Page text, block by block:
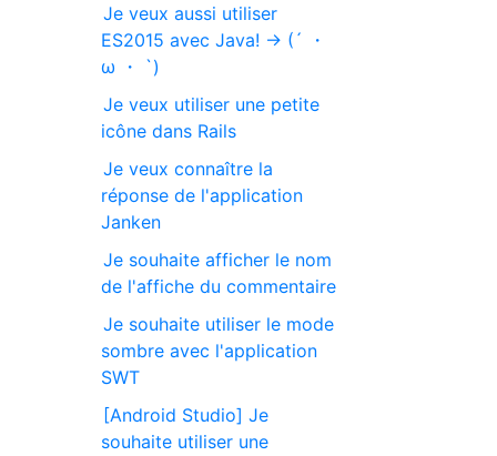
Je veux aussi utiliser
ES2015 avec Java! → (´ ・
ω ・ `)
Je veux utiliser une petite
icône dans Rails
Je veux connaître la
réponse de l'application
Janken
Je souhaite afficher le nom
de l'affiche du commentaire
Je souhaite utiliser le mode
sombre avec l'application
SWT
[Android Studio] Je
souhaite utiliser une